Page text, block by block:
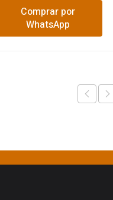
Comprar por
WhatsApp